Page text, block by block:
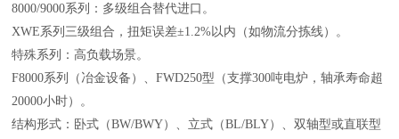
8000/9000系列：多级组合替代进口。
XWE系列三级组合，扭矩误差±1.2%以内（如物流分拣线）。
特殊系列：高负载场景。
F8000系列（冶金设备）、FWD250型（支撑300吨电炉，轴承寿命超
20000小时）。
结构形式：卧式（BW/BWY）、立式（BL/BLY）、双轴型或直联型